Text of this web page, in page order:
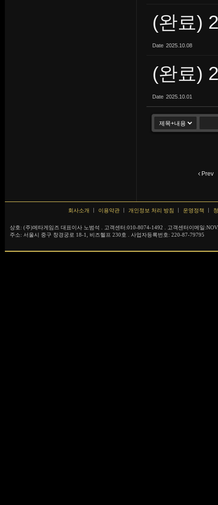
(완료)
Date 2025.10.08
(완료)
Date 2025.10.01
Prev
회사소개 이용약관 개인정보 처리 방침 운영정책
상호: (주)메타게임즈 대표이사 노범석 . 고객센터:010-8074-1492 . 고객센터이메일
주소: 서울시 중구 창경궁로 18-1, 비즈헬프 230호 . 사업자등록번호: 220-87-79795